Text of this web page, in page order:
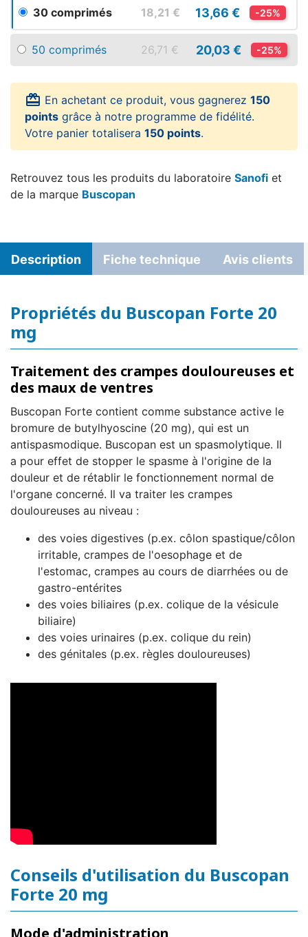
30 comprimés 18,21 € 13,66 € -25%
50 comprimés 26,71 € 20,03 € -25%
card_giftcard En achetant ce produit, vous gagnerez 150
points grâce à notre programme de fidélité.
Votre panier totalisera 150 points.
Retrouvez tous les produits du laboratoire Sanofi et
de la marque Buscopan
Description Fiche technique Avis clients
Propriétés du Buscopan Forte 20
mg
Traitement des crampes douloureuses et
des maux de ventres
Buscopan Forte contient comme substance active le
bromure de butylhyoscine (20 mg), qui est un
antispasmodique. Buscopan est un spasmolytique. Il
a pour effet de stopper le spasme à l'origine de la
douleur et de rétablir le fonctionnement normal de
l'organe concerné. Il va traiter les crampes
douloureuses au niveau :
des voies digestives (p.ex. côlon spastique/côlon
irritable, crampes de l'oesophage et de
l'estomac, crampes au cours de diarrhées ou de
gastro-entérites
des voies biliaires (p.ex. colique de la vésicule
biliaire)
des voies urinaires (p.ex. colique du rein)
des génitales (p.ex. règles douloureuses)
Conseils d'utilisation du Buscopan
Forte 20 mg